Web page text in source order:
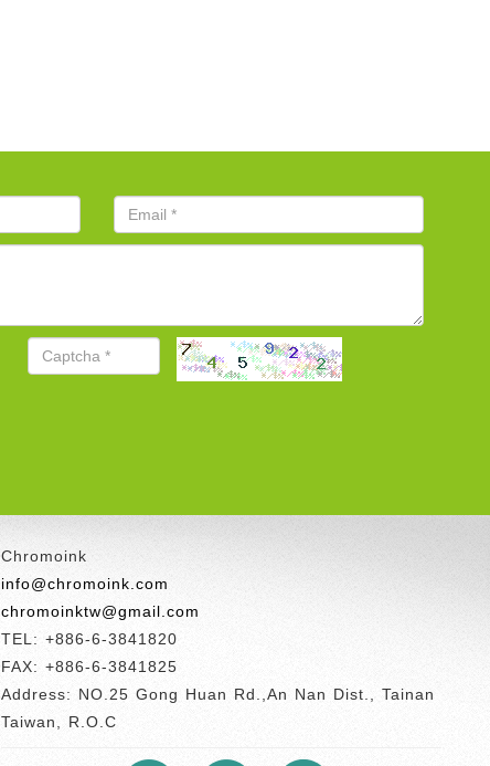
Chromoink
info@chromoink.com
chromoinktw@gmail.com
TEL: +886-6-3841820
FAX: +886-6-3841825
Address: NO.25 Gong Huan Rd.,An Nan Dist., Tainan
Taiwan, R.O.C